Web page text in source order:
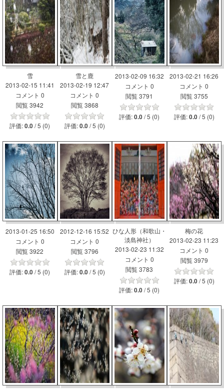
雪
2013-02-15 11:41
コメント 0
閲覧 3942
評価:0.0 / 5 (0)
雪と鹿
2013-02-19 12:47
コメント 0
閲覧 3868
評価:0.0 / 5 (0)
2013-02-09 16:32
コメント 0
閲覧 3791
評価:0.0 / 5 (0)
2013-02-21 16:26
コメント 0
閲覧 3755
評価:0.0 / 5 (0)
2013-01-25 16:50
コメント 0
閲覧 3922
評価:0.0 / 5 (0)
2012-12-16 15:52
コメント 0
閲覧 3796
評価:0.0 / 5 (0)
ひな人形（和歌山・
淡島神社）
2013-02-23 11:32
コメント 0
閲覧 3783
評価:0.0 / 5 (0)
梅の花
2013-02-23 11:23
コメント 0
閲覧 3979
評価:0.0 / 5 (0)